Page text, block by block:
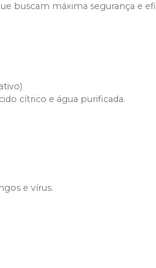
buscam máxima segurança e
cítrico e água purificada.
e vírus.